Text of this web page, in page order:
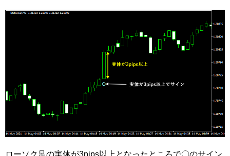
ローソク足の実体が3pips以上となったところで〇のサイン